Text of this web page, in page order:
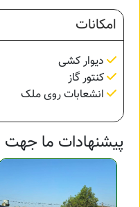
امکانات
دیوار کشی
کنتور گاز
انشعابات روی ملک
پیشنهادات ما